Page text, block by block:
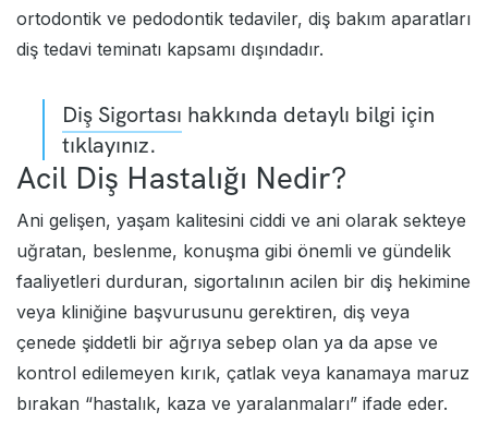
ortodontik ve pedodontik tedaviler, diş bakım aparatları
diş tedavi teminatı kapsamı dışındadır.
Diş Sigortası hakkında detaylı bilgi için
tıklayınız.
Acil Diş Hastalığı Nedir?
Ani gelişen, yaşam kalitesini ciddi ve ani olarak sekteye
uğratan, beslenme, konuşma gibi önemli ve gündelik
faaliyetleri durduran, sigortalının acilen bir diş hekimine
veya kliniğine başvurusunu gerektiren, diş veya
çenede şiddetli bir ağrıya sebep olan ya da apse ve
kontrol edilemeyen kırık, çatlak veya kanamaya maruz
bırakan “hastalık, kaza ve yaralanmaları” ifade eder.